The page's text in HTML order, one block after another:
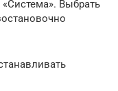
Выбрать